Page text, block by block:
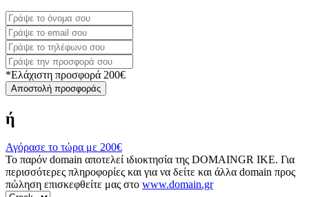
*Ελάχιστη προσφορά 200€
Αποστολή προσφοράς
ή
Αγόρασε το τώρα με 200€
Το παρόν domain αποτελεί ιδιοκτησία της DOMAINGR ΙΚΕ. Για
περισσότερες πληροφορίες και για να δείτε και άλλα domain προς
πώληση επισκεφθείτε μας στο www.domain.gr